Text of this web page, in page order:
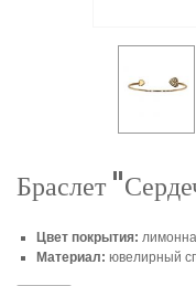
Браслет
Цвет покрытия:
Материал: ювелирный